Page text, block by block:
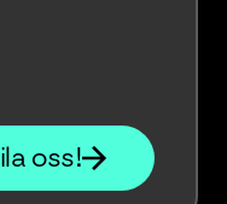
oss!